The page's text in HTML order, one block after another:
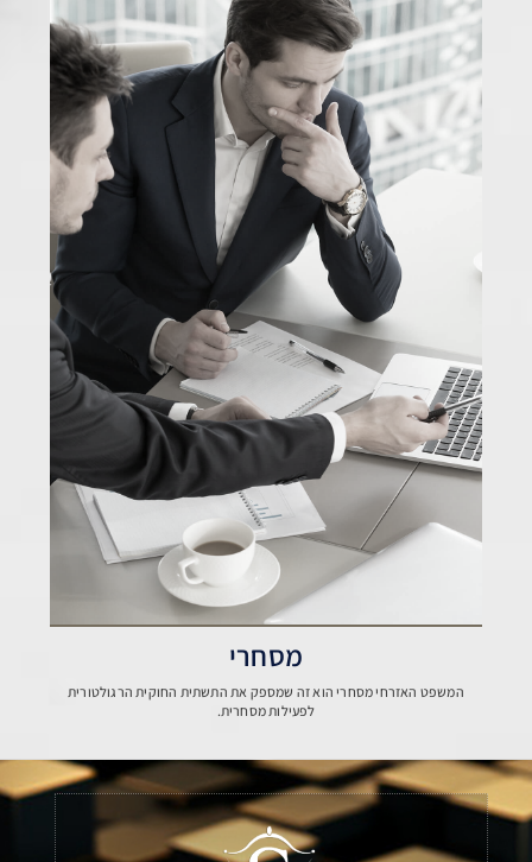
מסחרי
המשפט האזרחי מסחרי הוא זה שמספק את התשתית החוקית הרגולטורית
לפעילות מסחרית.